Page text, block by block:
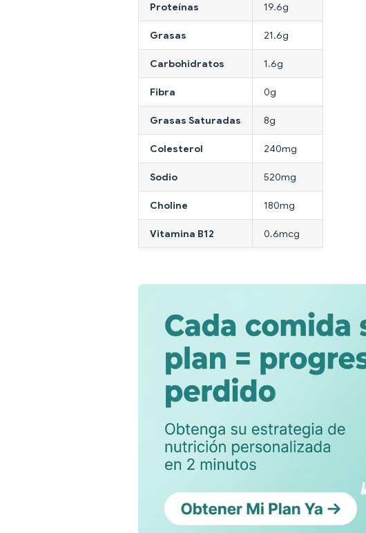
Proteínas 19.6g
Grasas 21.6g
Carbohidratos 1.6g
Fibra 0g
Grasas Saturadas 8g
Colesterol 240mg
Sodio 520mg
Choline 180mg
Vitamina B12 0.6mcg